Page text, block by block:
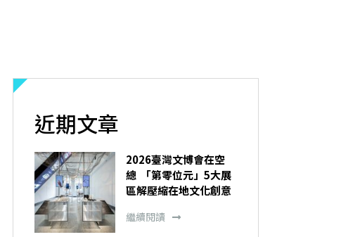
近期文章
2026臺灣文博會在空
總 「第零位元」5大展
區解壓縮在地文化創意
繼續閱讀